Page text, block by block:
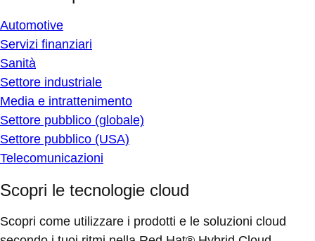
Automotive
Servizi finanziari
Sanità
Settore industriale
Media e intrattenimento
Settore pubblico (globale)
Settore pubblico (USA)
Telecomunicazioni
Scopri le tecnologie cloud
Scopri come utilizzare i prodotti e le soluzioni cloud